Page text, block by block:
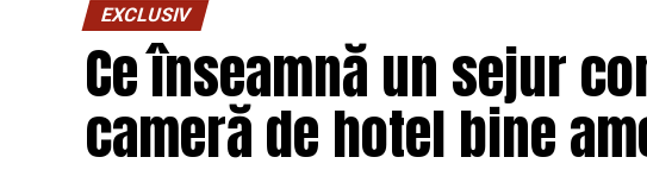
EXCLUSIV
Ce înseamnă un sejur
cameră de hotel bine